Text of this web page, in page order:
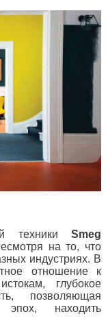
техники Smeg
на то, что
индустриях. В
отношение к
глубокое
позволяющая
находить